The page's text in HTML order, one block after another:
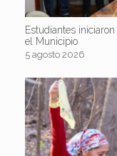
Estudiantes
el Municipio
5 agosto 2026